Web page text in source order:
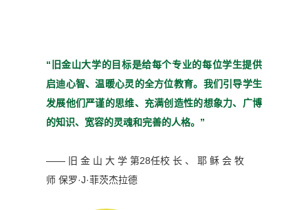
“旧金山大学的目标是给每个专业的每位学生提供
启迪心智、温暖心灵的全方位教育。 我们引导学生
发展他们严谨的思维、充满创造性的想象力、广博
的知识、宽容的灵魂和完善的人格。”
—— 旧 金 山 大 学 第28任校 长 、 耶 稣 会 牧
师 保罗·J·菲茨杰拉德